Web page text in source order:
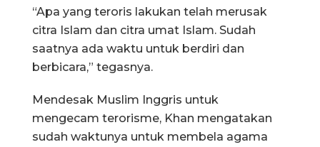
“Apa yang teroris lakukan telah merusak
citra Islam dan citra umat Islam. Sudah
saatnya ada waktu untuk berdiri dan
berbicara,” tegasnya.
Mendesak Muslim Inggris untuk
mengecam terorisme, Khan mengatakan
sudah waktunya untuk membela agama